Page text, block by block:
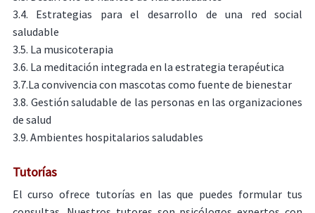
3.4. Estrategias para el desarrollo de una red social
saludable
3.5. La musicoterapia
3.6. La meditación integrada en la estrategia terapéutica
3.7.La convivencia con mascotas como fuente de bienestar
3.8. Gestión saludable de las personas en las organizaciones
de salud
3.9. Ambientes hospitalarios saludables
Tutorías
El curso ofrece tutorías en las que puedes formular tus